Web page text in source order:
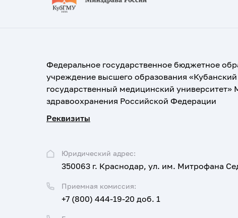
Федеральное государственное бюджетное
учреждение высшего образования «Кубанский
государственный медицинский университет»
здравоохранения Российской Федерации
Реквизиты
Юридический адрес:
350063 г. Краснодар, ул. им. Митрофана
Приемная комиссия:
+7 (800) 444-19-20 доб. 1